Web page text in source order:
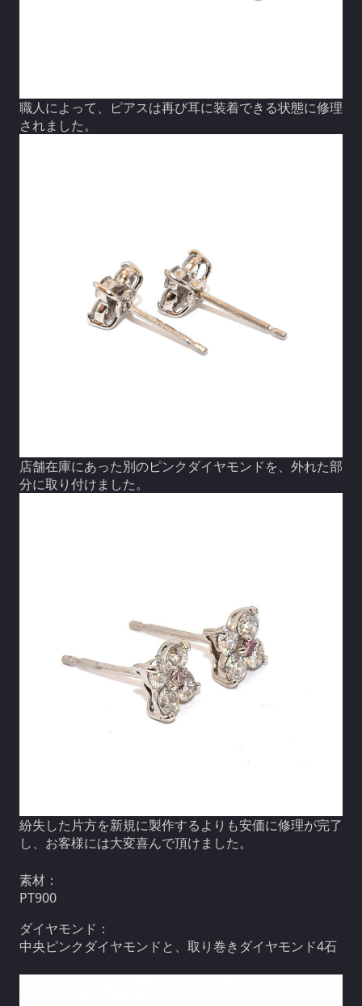
職人によって、ピアスは再び耳に装着できる状態に修理
されました。
店舗在庫にあった別のピンクダイヤモンドを、外れた部
分に取り付けました。
紛失した片方を新規に製作するよりも安価に修理が完了
し、お客様には大変喜んで頂けました。
素材：
PT900
ダイヤモンド：
中央ピンクダイヤモンドと、取り巻きダイヤモンド4石